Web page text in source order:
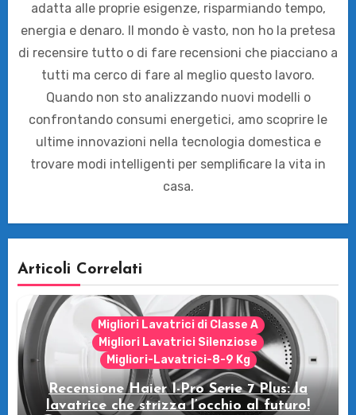
adatta alle proprie esigenze, risparmiando tempo,
energia e denaro. Il mondo è vasto, non ho la pretesa
di recensire tutto o di fare recensioni che piacciano a
tutti ma cerco di fare al meglio questo lavoro.
Quando non sto analizzando nuovi modelli o
confrontando consumi energetici, amo scoprire le
ultime innovazioni nella tecnologia domestica e
trovare modi intelligenti per semplificare la vita in
casa.
Articoli Correlati
Migliori Lavatrici di Classe A
Migliori Lavatrici Silenziose
Migliori-Lavatrici-8-9 Kg
Recensione Haier I-Pro Serie 7 Plus: la
lavatrice che strizza l’occhio al futuro!